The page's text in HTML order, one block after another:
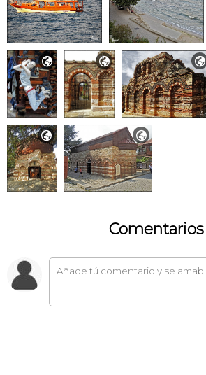
  
 
Comentarios